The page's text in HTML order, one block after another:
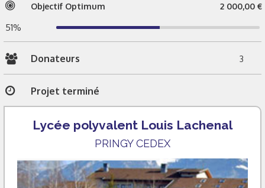
Objectif Optimum 2 000,00 €
51%
Donateurs 3
Projet terminé
Lycée polyvalent Louis Lachenal
PRINGY CEDEX